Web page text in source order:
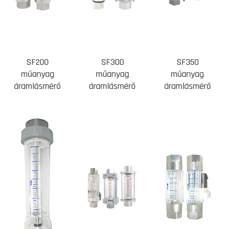
SF200
műanyag
áramlásmérő
SF300
műanyag
áramlásmérő
SF350
műanyag
áramlásmérő